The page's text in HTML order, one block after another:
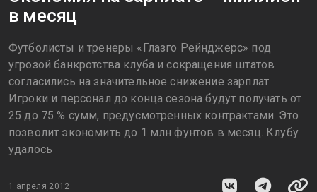
в месяц
Футболисты и тренеры «Глазго Рейнджерс» под
угрозой банкротства клуба и сокращения штатов
согласились на значительное снижение зарплат.
Игроки и персонал до конца сезона будут получать от
25 до 75 % сумм, предусмотренных контрактами. Это
позволит экономить до 1 млн фунтов в месяц. Клубу
удалось
1 апреля 2012